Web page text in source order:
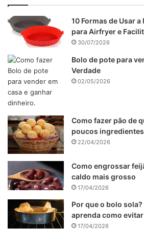
Após o açúcar derreter, acrescente a
deixe refogar até dourar.
Depois, adicione 2 xícaras de chá de
champignon a gosto, 2 colheres de
mostarda a gosto. Misture e deixe
Desligue o fogo e acrescente 2
Publicidade
10 Formas de Usar
para Airfryer e
30/07/2026
Bolo de pote para
Verdade
02/05/2026
Como fazer pão de
poucos
22/04/2026
Como engrossar
caldo mais grosso
17/04/2026
Por que o bolo
aprenda como evitar
17/04/2026